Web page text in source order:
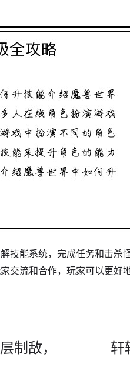
技能系统，完成任务和击杀
交流和合作，玩家可以更好
制敌，
轩